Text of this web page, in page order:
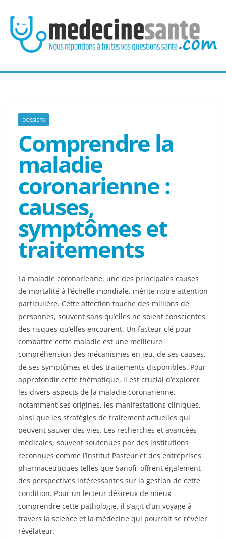
contenu
DOSSIERS
Comprendre la
maladie
coronarienne :
causes,
symptômes et
traitements
La maladie coronarienne, une des principales causes
de mortalité à l’échelle mondiale, mérite notre attention
particulière. Cette affection touche des millions de
personnes, souvent sans qu’elles ne soient conscientes
des risques qu’elles encourent. Un facteur clé pour
combattre cette maladie est une meilleure
compréhension des mécanismes en jeu, de ses causes,
de ses symptômes et des traitements disponibles. Pour
approfondir cette thématique, il est crucial d’explorer
les divers aspects de la maladie coronarienne,
notamment ses origines, les manifestations cliniques,
ainsi que les stratégies de traitement actuelles qui
peuvent sauver des vies. Les recherches et avancées
médicales, souvent soutenues par des institutions
reconnues comme l’Institut Pasteur et des entreprises
pharmaceutiques telles que Sanofi, offrent également
des perspectives intéressantes sur la gestion de cette
condition. Pour un lecteur désireux de mieux
comprendre cette pathologie, il s’agit d’un voyage à
travers la science et la médecine qui pourrait se révéler
révélateur.